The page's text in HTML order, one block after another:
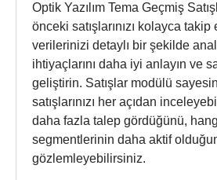
Optik Yazılım Tema Geçmiş
önceki satışlarınızı kolayca
verilerinizi detaylı bir şekilde
ihtiyaçlarını daha iyi anlayın ve
geliştirin. Satışlar modülü
satışlarınızı her açıdan
daha fazla talep gördüğünü,
segmentlerinin daha aktif
gözlemleyebilirsiniz.